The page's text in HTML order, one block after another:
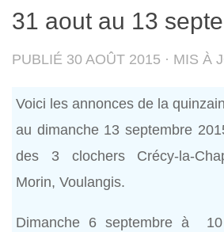
31 aout au 13
PUBLIÉ 30 AOÛT 2015 · MIS À
Voici les annonces de la
au dimanche 13 septembre
des 3 clochers Crécy-la-
Morin, Voulangis.
Dimanche 6 septembre à